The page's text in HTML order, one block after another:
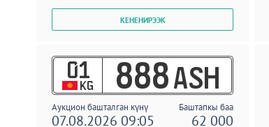
01
KG 888 ASH
Аукцион башталган күнү Баштапкы баа
07.08.2026 09:05 62 000